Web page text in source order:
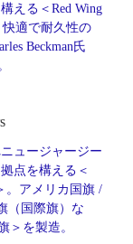
える＜Red Wing
快適で耐久性の
Beckman氏
ュージャージー
点を構える＜
。アメリカ国旗 /
（国際旗）な
＞を製造。